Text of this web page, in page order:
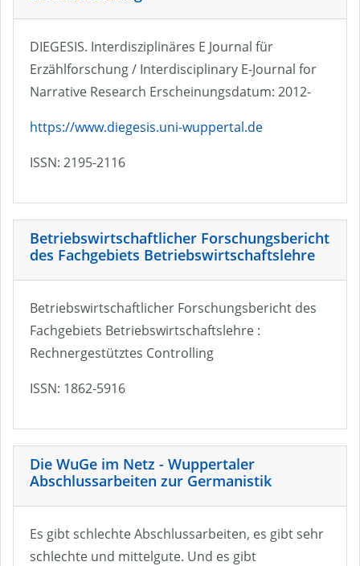
DIEGESIS. Interdisziplinäres E Journal für
Erzählforschung / Interdisciplinary E-Journal for
Narrative Research Erscheinungsdatum: 2012-
https://www.diegesis.uni-wuppertal.de
ISSN: 2195-2116
Betriebswirtschaftlicher Forschungsbericht
des Fachgebiets Betriebswirtschaftslehre
Betriebswirtschaftlicher Forschungsbericht des
Fachgebiets Betriebswirtschaftslehre :
Rechnergestütztes Controlling
ISSN: 1862-5916
Die WuGe im Netz - Wuppertaler
Abschlussarbeiten zur Germanistik
Es gibt schlechte Abschlussarbeiten, es gibt sehr
schlechte und mittelgute. Und es gibt